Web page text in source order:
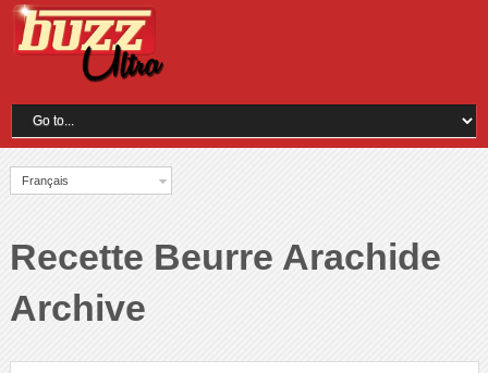
Français
Recette Beurre Arachide
Archive